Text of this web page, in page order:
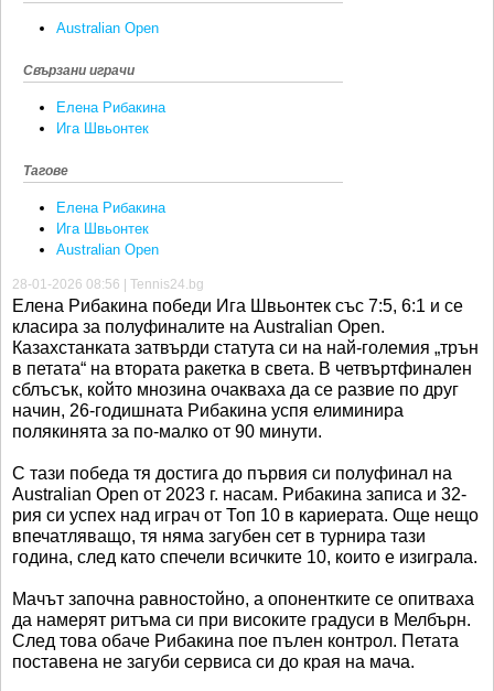
Australian Open
Свързани играчи
Елена Рибакина
Ига Швьонтек
Тагове
Елена Рибакина
Ига Швьонтек
Australian Open
28-01-2026 08:56 | Tennis24.bg
Елена Рибакина победи Ига Швьонтек със 7:5, 6:1 и се
класира за полуфиналите на Australian Open.
Казахстанката затвърди статута си на най-големия „трън
в петата“ на втората ракетка в света. В четвъртфинален
сблъсък, който мнозина очакваха да се развие по друг
начин, 26-годишната Рибакина успя елиминира
полякинята за по-малко от 90 минути.
С тази победа тя достига до първия си полуфинал на
Australian Open от 2023 г. насам. Рибакина записа и 32-
рия си успех над играч от Топ 10 в кариерата. Още нещо
впечатляващо, тя няма загубен сет в турнира тази
година, след като спечели всичките 10, които е изиграла.
Мачът започна равностойно, а опонентките се опитваха
да намерят ритъма си при високите градуси в Мелбърн.
След това обаче Рибакина пое пълен контрол. Петата
поставена не загуби сервиса си до края на мача.